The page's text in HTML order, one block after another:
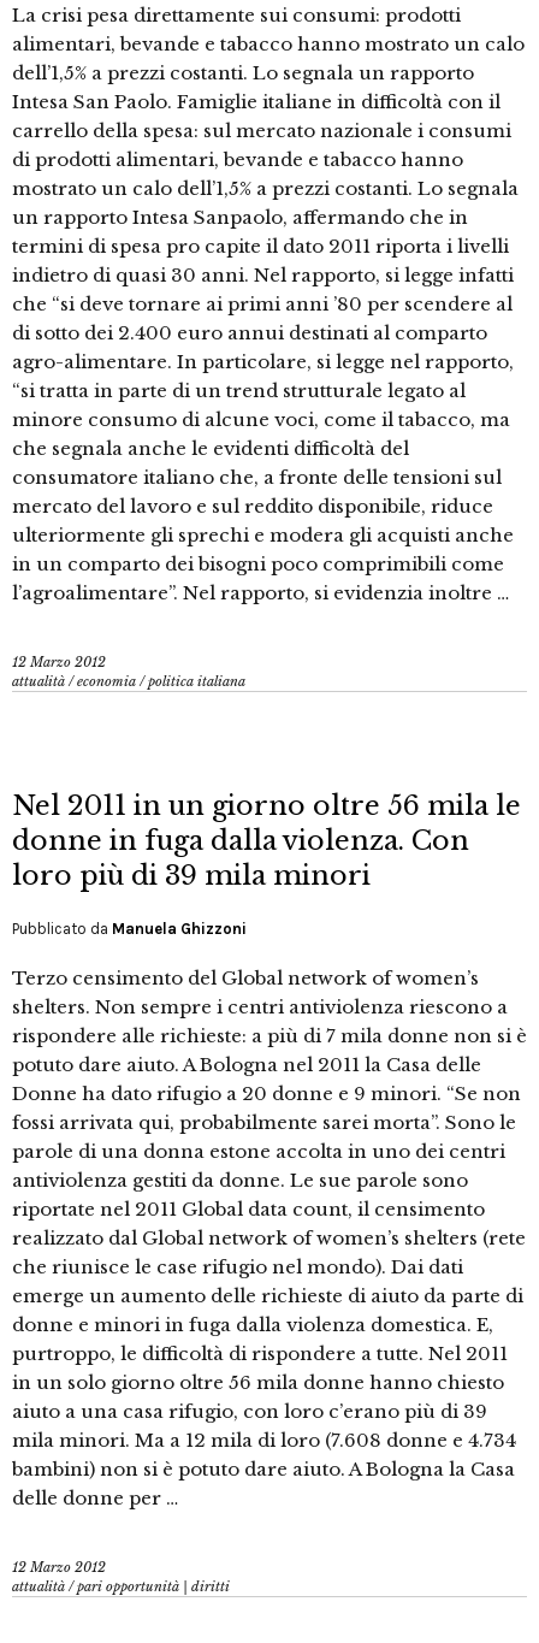
La crisi pesa direttamente sui consumi: prodotti
alimentari, bevande e tabacco hanno mostrato un calo
dell’1,5% a prezzi costanti. Lo segnala un rapporto
Intesa San Paolo. Famiglie italiane in difficoltà con il
carrello della spesa: sul mercato nazionale i consumi
di prodotti alimentari, bevande e tabacco hanno
mostrato un calo dell’1,5% a prezzi costanti. Lo segnala
un rapporto Intesa Sanpaolo, affermando che in
termini di spesa pro capite il dato 2011 riporta i livelli
indietro di quasi 30 anni. Nel rapporto, si legge infatti
che “si deve tornare ai primi anni ’80 per scendere al
di sotto dei 2.400 euro annui destinati al comparto
agro-alimentare. In particolare, si legge nel rapporto,
“si tratta in parte di un trend strutturale legato al
minore consumo di alcune voci, come il tabacco, ma
che segnala anche le evidenti difficoltà del
consumatore italiano che, a fronte delle tensioni sul
mercato del lavoro e sul reddito disponibile, riduce
ulteriormente gli sprechi e modera gli acquisti anche
in un comparto dei bisogni poco comprimibili come
l’agroalimentare”. Nel rapporto, si evidenzia inoltre …
12 Marzo 2012
attualità /economia /politica italiana
Nel 2011 in un giorno oltre 56 mila le
donne in fuga dalla violenza. Con
loro più di 39 mila minori
Pubblicato da Manuela Ghizzoni
Terzo censimento del Global network of women’s
shelters. Non sempre i centri antiviolenza riescono a
rispondere alle richieste: a più di 7 mila donne non si è
potuto dare aiuto. A Bologna nel 2011 la Casa delle
Donne ha dato rifugio a 20 donne e 9 minori. “Se non
fossi arrivata qui, probabilmente sarei morta”. Sono le
parole di una donna estone accolta in uno dei centri
antiviolenza gestiti da donne. Le sue parole sono
riportate nel 2011 Global data count, il censimento
realizzato dal Global network of women’s shelters (rete
che riunisce le case rifugio nel mondo). Dai dati
emerge un aumento delle richieste di aiuto da parte di
donne e minori in fuga dalla violenza domestica. E,
purtroppo, le difficoltà di rispondere a tutte. Nel 2011
in un solo giorno oltre 56 mila donne hanno chiesto
aiuto a una casa rifugio, con loro c’erano più di 39
mila minori. Ma a 12 mila di loro (7.608 donne e 4.734
bambini) non si è potuto dare aiuto. A Bologna la Casa
delle donne per …
12 Marzo 2012
attualità /pari opportunità | diritti